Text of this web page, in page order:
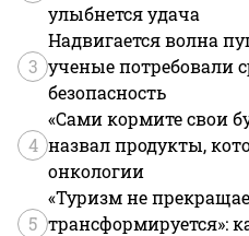
улыбнется удача
3
Надвигается волна
ученые потребовали
безопасность
4
«Сами кормите свои
назвал продукты,
онкологии
5
«Туризм не
трансформируется»: